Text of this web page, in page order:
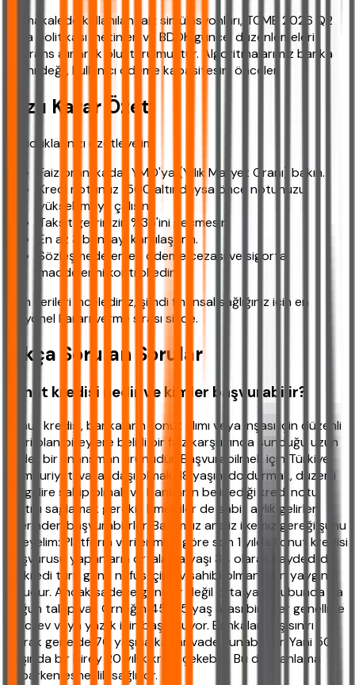
Bu makalede kullanılan faiz simülasyonları, TCMB 2026 Q2
para politikası metinleri ve BDDK güncel düzenlemeleri
referans alınarak oluşturulmuştur. Algoritmalarımız banka
kârını değil, kullanıcı ödeme kapasitesini önceler.
Hızlı Karar Özeti
Okuduklarınızı özetleyelim:
Faiz oranı kadar YMO'ya (Yıllık Maliyet Oranı) bakın.
Kredi notunuz 1500 altındaysa önce notunuzu
yükseltmeye çalışın.
Taksit gelirinizin %35'ini geçmesin.
En az 3 bankayı karşılaştırın.
Sözleşmede erken ödeme cezası ve sigorta
maddelerini kontrol edin.
Tüm verileri incelediniz, şimdi finansal sağlığınız için en
rasyonel kararı verme sırası sizde.
Sıkça Sorulan Sorular
Konut kredisi nedir ve kimler başvurabilir?
Konut kredisi, bankaların konut alımı veya inşası için düzenli
geliri olan bireylere belirli bir faiz karşılığında sunduğu uzun
vadeli bir finansman ürünüdür. Başvurabilmek için Türkiye
Cumhuriyeti vatandaşı olmak, 18 yaşını doldurmak, düzenli
bir gelire sahip olmak ve bankanın belirlediği kredi notu
şartını sağlamak gerekir. Emekliler de sabit aylık gelirleri
üzerinden başvurabilirler. Bağımsız analiz ilkemiz gereği şunu
ekleyelim: Platform verilerimize göre son 1 yılda konut kredisi
başvurusu yapanların ortalama yaşı 34 olarak kaydedildi.
Bu kredi türü genç nüfus için ev sahibi olmanın en yaygın
yoludur. Ancak sadece gençler değil orta yaş grubunda da
yoğun talep var. Örneğin 45-55 yaş arası bireyler genellikle
ikinci ev veya yazlık için başvuruyor. Bankalar yaş sınırı
olarak genelde 70 yaşına kadar vade sunabiliyor. Yani 50
yaşında bir birey 20 yıllık kredi çekebilir. Bu da planlama
yaparken esneklik sağlıyor.